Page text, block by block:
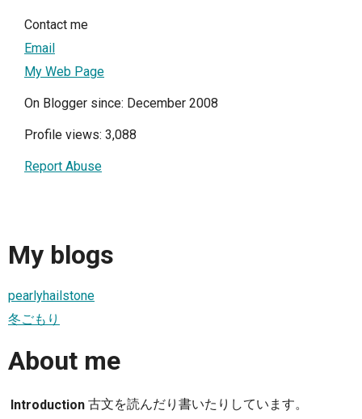
Contact me
Email
My Web Page
On Blogger since: December 2008
Profile views: 3,088
Report Abuse
My blogs
pearlyhailstone
冬ごもり
About me
Introduction 古文を読んだり書いたりしています。